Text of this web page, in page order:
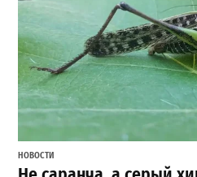
НОВОСТИ